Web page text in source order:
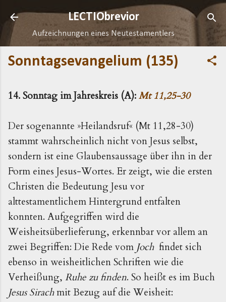
Direkt zum Hauptbereich
LECTIObrevior
Aufzeichnungen eines Neutestamentlers
Sonntagsevangelium (135)
14. Sonntag im Jahreskreis (A):Mt 11,25-30
Der sogenannte »Heilandsruf« (Mt 11,28-30)
stammt wahrscheinlich nicht von Jesus selbst,
sondern ist eine Glaubensaussage über ihn in der
Form eines Jesus-Wortes. Er zeigt, wie die ersten
Christen die Bedeutung Jesu vor
alttestamentlichem Hintergrund entfalten
konnten. Aufgegriffen wird die
Weisheitsüberlieferung, erkennbar vor allem an
zwei Begriffen: Die Rede vom Joch findet sich
ebenso in weisheitlichen Schriften wie die
Verheißung, Ruhe zu finden. So heißt es im Buch
Jesus Sirachmit Bezug auf die Weisheit: